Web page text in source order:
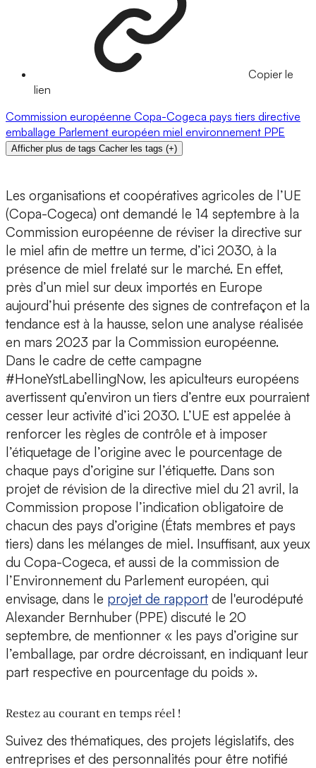
Copier le
lien
Commission européenne Copa-Cogeca pays tiers directive
emballage Parlement européen miel environnement PPE
Afficher plus de tags Cacher les tags (+)
Les organisations et coopératives agricoles de l’UE
(Copa-Cogeca) ont demandé le 14 septembre à la
Commission européenne de réviser la directive sur
le miel afin de mettre un terme, d’ici 2030, à la
présence de miel frelaté sur le marché. En effet,
près d’un miel sur deux importés en Europe
aujourd’hui présente des signes de contrefaçon et la
tendance est à la hausse, selon une analyse réalisée
en mars 2023 par la Commission européenne.
Dans le cadre de cette campagne
#HoneYstLabellingNow, les apiculteurs européens
avertissent qu’environ un tiers d’entre eux pourraient
cesser leur activité d’ici 2030. L’UE est appelée à
renforcer les règles de contrôle et à imposer
l’étiquetage de l’origine avec le pourcentage de
chaque pays d’origine sur l’étiquette. Dans son
projet de révision de la directive miel du 21 avril, la
Commission propose l’indication obligatoire de
chacun des pays d’origine (États membres et pays
tiers) dans les mélanges de miel. Insuffisant, aux yeux
du Copa-Cogeca, et aussi de la commission de
l’Environnement du Parlement européen, qui
envisage, dans le projet de rapport de l'eurodéputé
Alexander Bernhuber (PPE) discuté le 20
septembre, de mentionner « les pays d’origine sur
l’emballage, par ordre décroissant, en indiquant leur
part respective en pourcentage du poids ».
Restez au courant en temps réel !
Suivez des thématiques, des projets législatifs, des
entreprises et des personnalités pour être notifié